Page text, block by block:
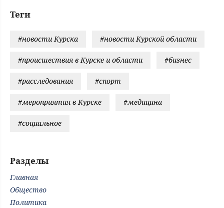
Теги
#новости Курска #новости Курской области
#происшествия в Курске и области #бизнес
#расследования #спорт
#мероприятия в Курске #медицина
#социальное
Разделы
Главная
Общество
Политика